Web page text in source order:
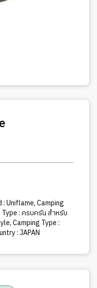
: Uniflame,Camping
Type : ครบครัน สำหรับ
,Camping Type :
: JAPAN